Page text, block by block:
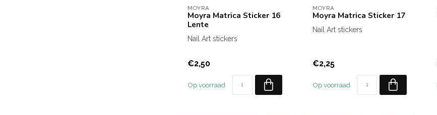
MOYRA
Moyra Matrica Sticker 16
Lente
Nail Art stickers
€2,50
Op voorraad
MOYRA
Moyra Matrica Sticker 17
Nail Art stickers
€2,25
Op voorraad